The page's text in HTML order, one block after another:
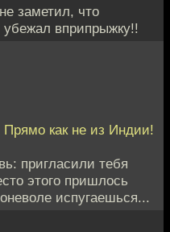
заметил, что
убежал вприпрыжку!!
как не из Индии!
пригласили тебя
этого пришлось
испугаешься...